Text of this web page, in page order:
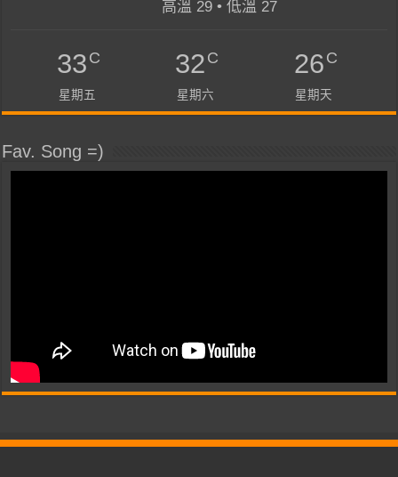
高溫 29 • 低溫 27
33C
星期五
32C
星期六
26C
星期天
Fav. Song =)